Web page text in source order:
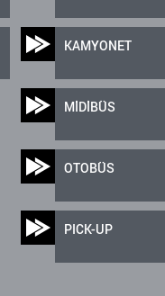
KAMYONET
MİDİBÜS
OTOBÜS
PICK-UP